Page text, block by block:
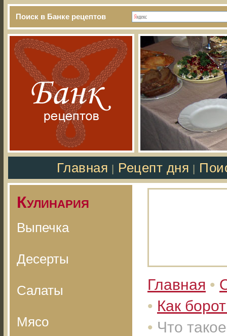
Поиск в Банке рецептов
Главная Рецепт дня
Кулинария
Выпечка
Десерты
Салаты
Мясо
Главная •
• Как
• Что